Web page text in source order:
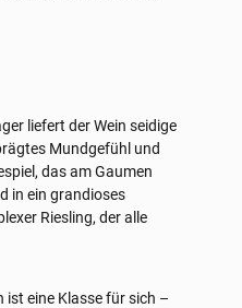
liefert der Wein seidige
Mundgefühl und
das am Gaumen
in ein grandioses
Riesling, der alle
ist eine Klasse für sich –